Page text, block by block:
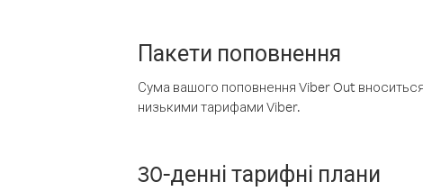
Пакети поповнення
Сума вашого поповнення Viber Out
низькими тарифами Viber.
30-денні тарифні плани